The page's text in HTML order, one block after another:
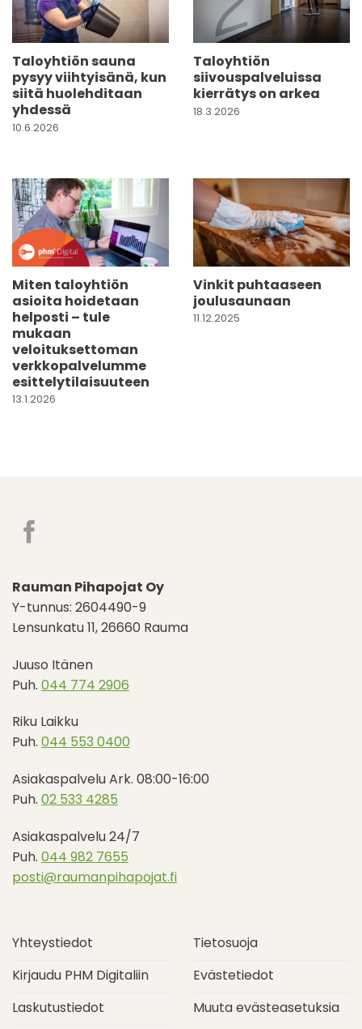
Taloyhtiön sauna
pysyy viihtyisänä, kun
siitä huolehditaan
yhdessä
10.6.2026
Taloyhtiön
siivouspalveluissa
kierrätys on arkea
18.3.2026
Miten taloyhtiön
asioita hoidetaan
helposti – tule
mukaan
veloituksettoman
verkkopalvelumme
esittelytilaisuuteen
13.1.2026
Vinkit puhtaaseen
joulusaunaan
11.12.2025
Rauman Pihapojat Oy
Y-tunnus: 2604490-9
Lensunkatu 11, 26660 Rauma
Juuso Itänen
Puh. 044 774 2906
Riku Laikku
Puh. 044 553 0400
Asiakaspalvelu Ark. 08:00-16:00
Puh. 02 533 4285
Asiakaspalvelu 24/7
Puh. 044 982 7655
posti@raumanpihapojat.fi
Yhteystiedot
Kirjaudu PHM Digitaliin
Laskutustiedot
Tietosuoja
Evästetiedot
Muuta evästeasetuksia